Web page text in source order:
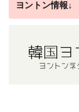
ヨントン情報↓